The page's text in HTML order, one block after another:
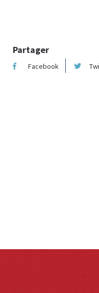
Partager
Facebook